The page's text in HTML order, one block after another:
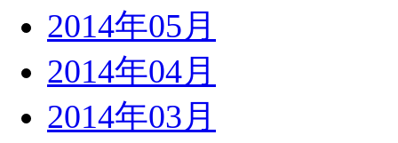
2014年05月
2014年04月
2014年03月